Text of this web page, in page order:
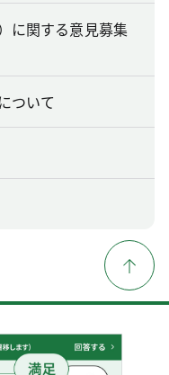
に関する意見募集
ついて